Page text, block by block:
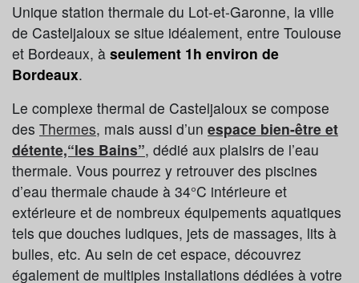
Unique station thermale du Lot-et-Garonne, la ville
de Casteljaloux se situe idéalement, entre Toulouse
et Bordeaux, à seulement 1h environ de
Bordeaux.
Le complexe thermal de Casteljaloux se compose
des Thermes, mais aussi d’un espace bien-être et
détente,“les Bains”, dédié aux plaisirs de l’eau
thermale. Vous pourrez y retrouver des piscines
d’eau thermale chaude à 34°C intérieure et
extérieure et de nombreux équipements aquatiques
tels que douches ludiques, jets de massages, lits à
bulles, etc. Au sein de cet espace, découvrez
également de multiples installations dédiées à votre